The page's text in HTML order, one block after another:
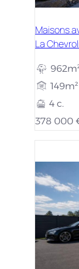
Maisons
La
149m²
4 c.
378 000